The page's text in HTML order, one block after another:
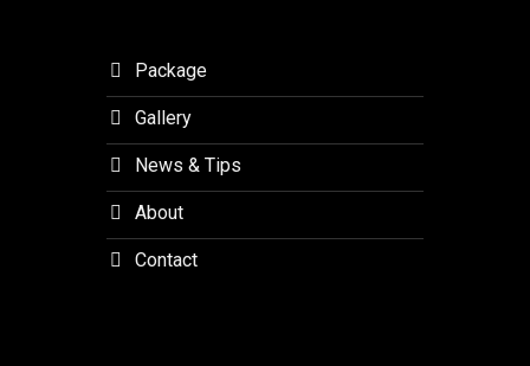
Package
Gallery
News & Tips
About
Contact